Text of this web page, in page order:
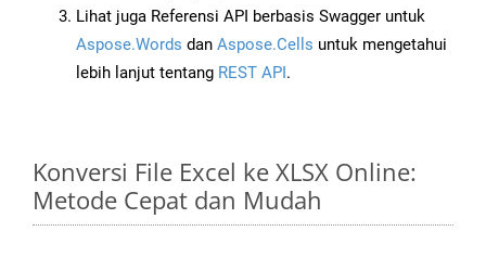
Lihat juga Referensi API berbasis Swagger untuk
Aspose.Words dan Aspose.Cells untuk mengetahui
lebih lanjut tentang REST API.
Konversi File Excel ke XLSX Online:
Metode Cepat dan Mudah